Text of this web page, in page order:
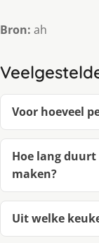
Bron: ah
Voor hoeveel
Hoe lang
maken?
Uit welke